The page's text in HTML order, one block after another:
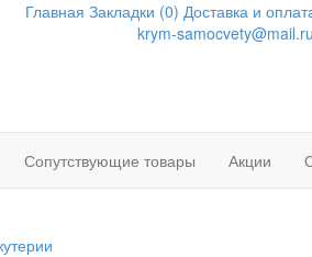
Главная Закладки (0) Доставка и
krym-samocvety@mail.ru
Сопутствующие товары Акции